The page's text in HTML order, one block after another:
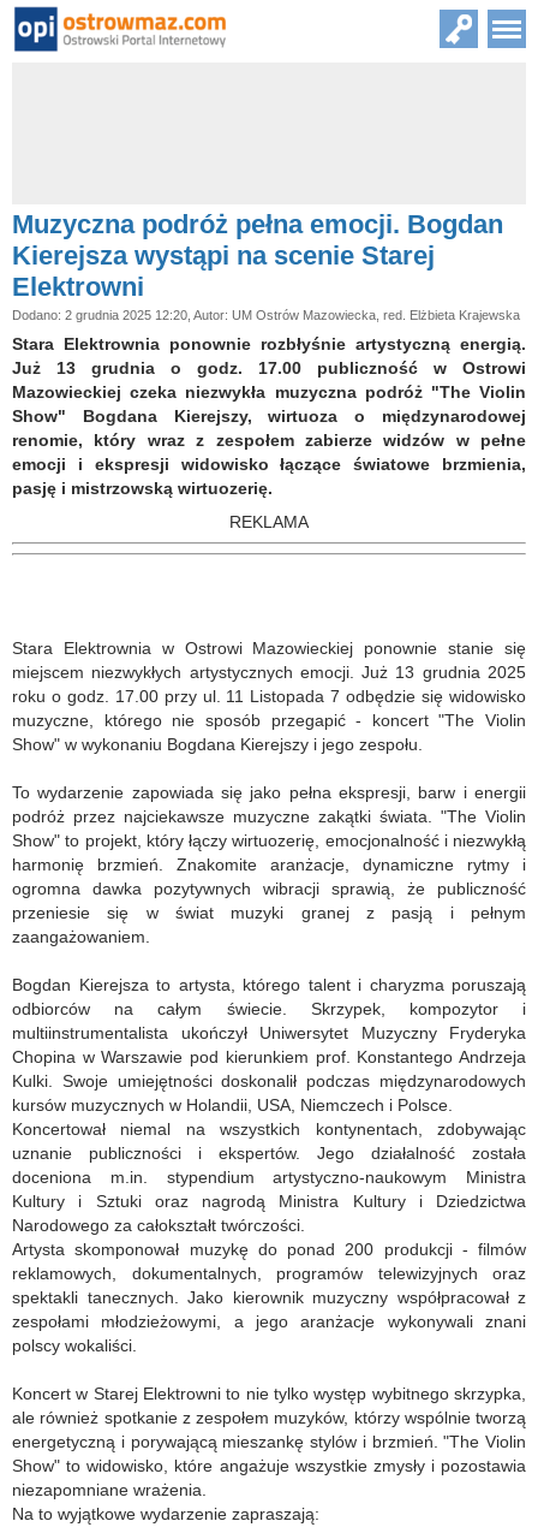
Muzyczna podróż pełna emocji. Bogdan
Kierejsza wystąpi na scenie Starej
Elektrowni
Dodano: 2 grudnia 2025 12:20, Autor: UM Ostrów Mazowiecka, red. Elżbieta Krajewska
Stara Elektrownia ponownie rozbłyśnie artystyczną energią.
Już 13 grudnia o godz. 17.00 publiczność w Ostrowi
Mazowieckiej czeka niezwykła muzyczna podróż "The Violin
Show" Bogdana Kierejszy, wirtuoza o międzynarodowej
renomie, który wraz z zespołem zabierze widzów w pełne
emocji i ekspresji widowisko łączące światowe brzmienia,
pasję i mistrzowską wirtuozerię.
REKLAMA
Stara Elektrownia w Ostrowi Mazowieckiej ponownie stanie się
miejscem niezwykłych artystycznych emocji. Już 13 grudnia 2025
roku o godz. 17.00 przy ul. 11 Listopada 7 odbędzie się widowisko
muzyczne, którego nie sposób przegapić - koncert "The Violin
Show" w wykonaniu Bogdana Kierejszy i jego zespołu.
To wydarzenie zapowiada się jako pełna ekspresji, barw i energii
podróż przez najciekawsze muzyczne zakątki świata. "The Violin
Show" to projekt, który łączy wirtuozerię, emocjonalność i niezwykłą
harmonię brzmień. Znakomite aranżacje, dynamiczne rytmy i
ogromna dawka pozytywnych wibracji sprawią, że publiczność
przeniesie się w świat muzyki granej z pasją i pełnym
zaangażowaniem.
Bogdan Kierejsza to artysta, którego talent i charyzma poruszają
odbiorców na całym świecie. Skrzypek, kompozytor i
multiinstrumentalista ukończył Uniwersytet Muzyczny Fryderyka
Chopina w Warszawie pod kierunkiem prof. Konstantego Andrzeja
Kulki. Swoje umiejętności doskonalił podczas międzynarodowych
kursów muzycznych w Holandii, USA, Niemczech i Polsce.
Koncertował niemal na wszystkich kontynentach, zdobywając
uznanie publiczności i ekspertów. Jego działalność została
doceniona m.in. stypendium artystyczno-naukowym Ministra
Kultury i Sztuki oraz nagrodą Ministra Kultury i Dziedzictwa
Narodowego za całokształt twórczości.
Artysta skomponował muzykę do ponad 200 produkcji - filmów
reklamowych, dokumentalnych, programów telewizyjnych oraz
spektakli tanecznych. Jako kierownik muzyczny współpracował z
zespołami młodzieżowymi, a jego aranżacje wykonywali znani
polscy wokaliści.
Koncert w Starej Elektrowni to nie tylko występ wybitnego skrzypka,
ale również spotkanie z zespołem muzyków, którzy wspólnie tworzą
energetyczną i porywającą mieszankę stylów i brzmień. "The Violin
Show" to widowisko, które angażuje wszystkie zmysły i pozostawia
niezapomniane wrażenia.
Na to wyjątkowe wydarzenie zapraszają: